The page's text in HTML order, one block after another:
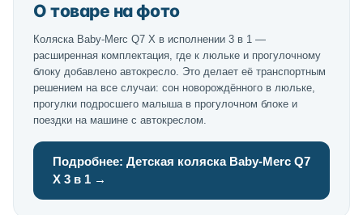
О товаре на фото
Коляска Baby-Merc Q7 X в исполнении 3 в 1 —
расширенная комплектация, где к люльке и прогулочному
блоку добавлено автокресло. Это делает её транспортным
решением на все случаи: сон новорождённого в люльке,
прогулки подросшего малыша в прогулочном блоке и
поездки на машине с автокреслом.
Подробнее: Детская коляска Baby-Merc Q7
X 3 в 1 →